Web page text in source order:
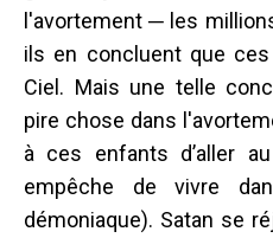
l'avortement ─ les
ils en concluent que
Ciel. Mais une telle
pire chose dans
à ces enfants d’aller
empêche de vivre
démoniaque). Satan se